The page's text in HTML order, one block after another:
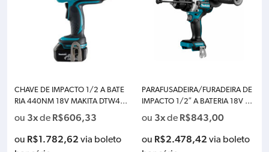
CHAVE DE IMPACTO 1/2 A BATE
RIA 440NM 18V MAKITA DTW45
0Z-P – SOMENTE A MAQUINA –
PROMOCIONAL + 01 BATERIA 18
V 5.0AH BL1850B
ou 3xde R$606,33
ou R$1.782,62 via boleto
PARAFUSADEIRA/FURADEIRA DE
IMPACTO 1/2″ A BATERIA 18V M
AKITA DHP486RFJ 130NM – CO
M 2 BATERIA 3.0AH, CARREGAD
OR BIVOLT E MAKPAC
ou 3xde R$843,00
ou R$2.478,42 via boleto